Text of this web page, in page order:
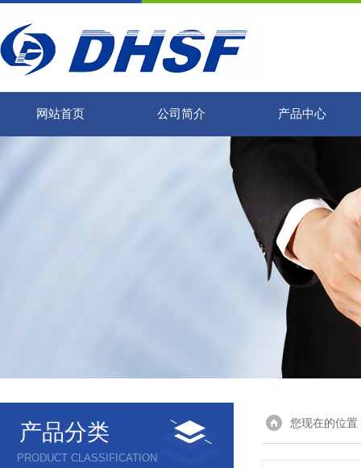
网站首页 公司简介 产品中心
产品分类
PRODUCT CLASSIFICATION
您现在的位置